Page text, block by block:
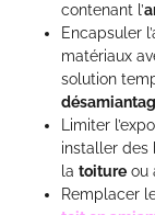
contenant l’
Encapsuler
matériaux
solution
Limiter
installer des
la toiture ou
Remplacer